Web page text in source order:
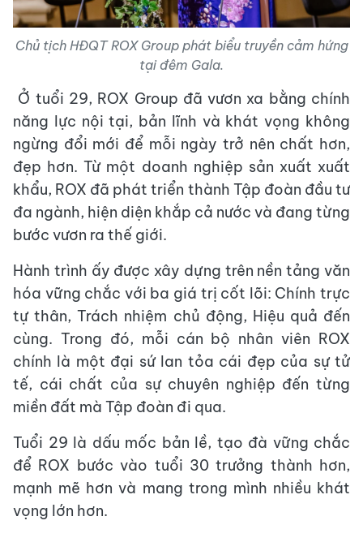
Chủ tịch HĐQT ROX Group phát biểu truyền cảm hứng
tại đêm Gala.
Ở tuổi 29, ROX Group đã vươn xa bằng chính
năng lực nội tại, bản lĩnh và khát vọng không
ngừng đổi mới để mỗi ngày trở nên chất hơn,
đẹp hơn. Từ một doanh nghiệp sản xuất xuất
khẩu, ROX đã phát triển thành Tập đoàn đầu tư
đa ngành, hiện diện khắp cả nước và đang từng
bước vươn ra thế giới.
Hành trình ấy được xây dựng trên nền tảng văn
hóa vững chắc với ba giá trị cốt lõi: Chính trực
tự thân, Trách nhiệm chủ động, Hiệu quả đến
cùng. Trong đó, mỗi cán bộ nhân viên ROX
chính là một đại sứ lan tỏa cái đẹp của sự tử
tế, cái chất của sự chuyên nghiệp đến từng
miền đất mà Tập đoàn đi qua.
Tuổi 29 là dấu mốc bản lề, tạo đà vững chắc
để ROX bước vào tuổi 30 trưởng thành hơn,
mạnh mẽ hơn và mang trong mình nhiều khát
vọng lớn hơn.